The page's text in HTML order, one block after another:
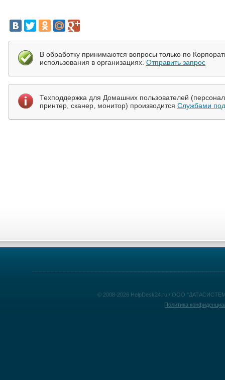
В обработку принимаются вопросы только по
использования в организациях. Отправить запрос
Техподдержка для Домашних пользователей
принтер, сканер, монитор) производится Службами
© 2008-2026 HelpDesk24.ru / ООО
Политика